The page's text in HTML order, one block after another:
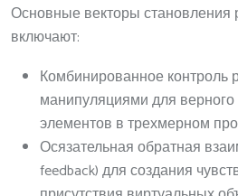
Основные векторы становления
включают:
Комбинированное контроль
манипуляциями для
элементов в трехмерном
Осязательная обратная
feedback) для создания